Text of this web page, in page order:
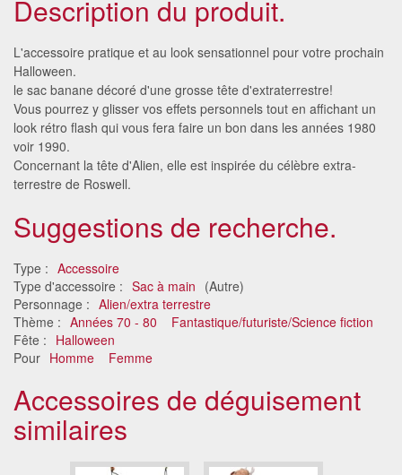
Description du produit.
L'accessoire pratique et au look sensationnel pour votre prochain
Halloween.
le sac banane décoré d'une grosse tête d'extraterrestre!
Vous pourrez y glisser vos effets personnels tout en affichant un
look rétro flash qui vous fera faire un bon dans les années 1980
voir 1990.
Concernant la tête d'Alien, elle est inspirée du célèbre extra-
terrestre de Roswell.
Suggestions de recherche.
Type : Accessoire
Type d'accessoire : Sac à main (Autre)
Personnage : Alien/extra terrestre
Thème : Années 70 - 80
Fantastique/futuriste/Science fiction
Fête : Halloween
Pour Homme Femme
Accessoires de déguisement
similaires